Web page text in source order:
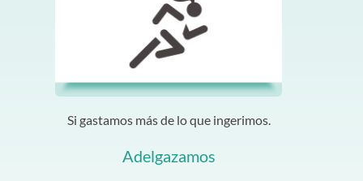
Si gastamos más de lo que ingerimos.
Adelgazamos